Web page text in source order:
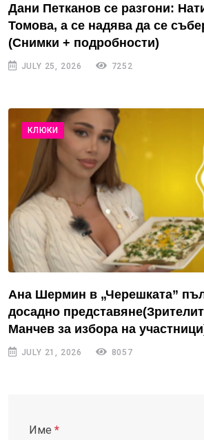
Дани Петканов се разгони:
Томова, а се надява да се
(Снимки + подробности)
JULY 25, 2026 7252
КЛЮКИ
Ана Шермин в „Черешката”
досадно
Манчев за избора на
JULY 21, 2026 8057
Име *